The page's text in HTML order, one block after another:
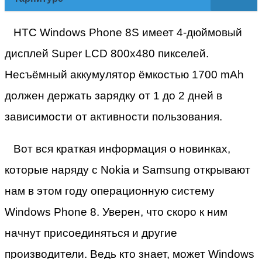
HTC Windows Phone 8S имеет 4-дюймовый
дисплей Super LCD 800х480 пикселей.
Несъёмный аккумулятор ёмкостью 1700 mAh
должен держать зарядку от 1 до 2 дней в
зависимости от активности пользования.
Вот вся краткая информация о новинках,
которые наряду с Nokia и Samsung открывают
нам в этом году операционную систему
Windows Phone 8. Уверен, что скоро к ним
начнут присоединяться и другие
производители. Ведь кто знает, может Windows